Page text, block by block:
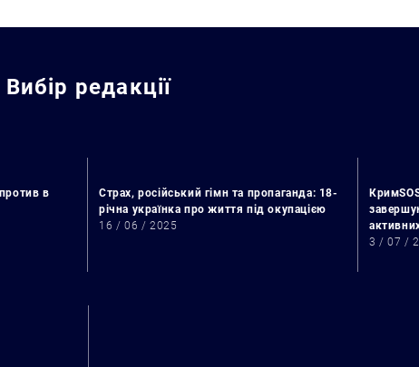
Вибір редакції
в
Страх, російський гімн та пропаганда: 18-
річна українка про життя під окупацією
16 / 06 / 2025
3 / 07 /